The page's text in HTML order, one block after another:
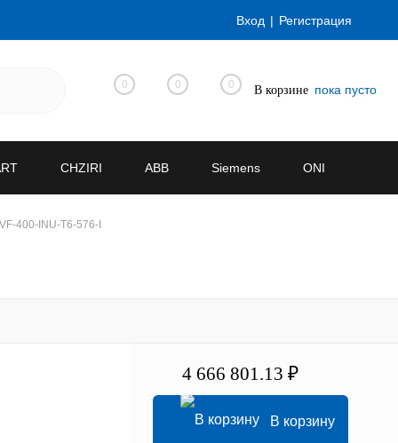
Вход Регистрация
0 0 0 В корзине пока пусто
CHZIRI ABB Siemens ONI
400-INU-T6-576-I
4 666 801.13 ₽
В корзину